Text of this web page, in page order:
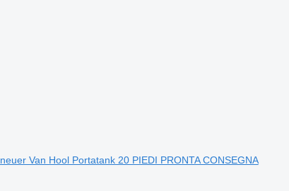
neuer Van Hool Portatank 20 PIEDI PRONTA CONSEGNA